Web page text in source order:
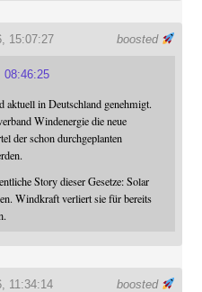
boosted
15:07:27
08:46:25
aktuell in Deutschland genehmigt.
Windenergie die neue
der schon durchgeplanten
Story dieser Gesetze: Solar
Windkraft verliert sie für bereits
boosted
11:34:14